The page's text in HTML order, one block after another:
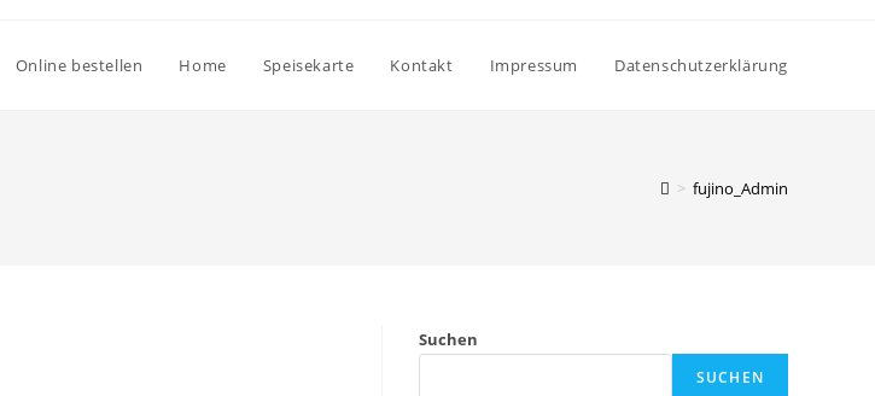
Online bestellen Home Speisekarte Kontakt Impressum Datenschutzerklärung
> fujino_Admin
Suchen
SUCHEN